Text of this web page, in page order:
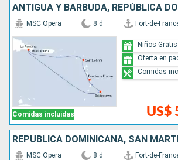
Comidas incluidas
MSC Opera 8 d Fort-de-
US$
Niños Gratis
Oferta en
Comidas
REPÚBLICA DOMINICANA, SAN
MSC Opera 8 d Fort-de-